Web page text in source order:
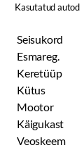
Kasutatud autod
Seisukord
Esmareg.
Keretüüp
Kütus
Mootor
Käigukast
Veoskeem